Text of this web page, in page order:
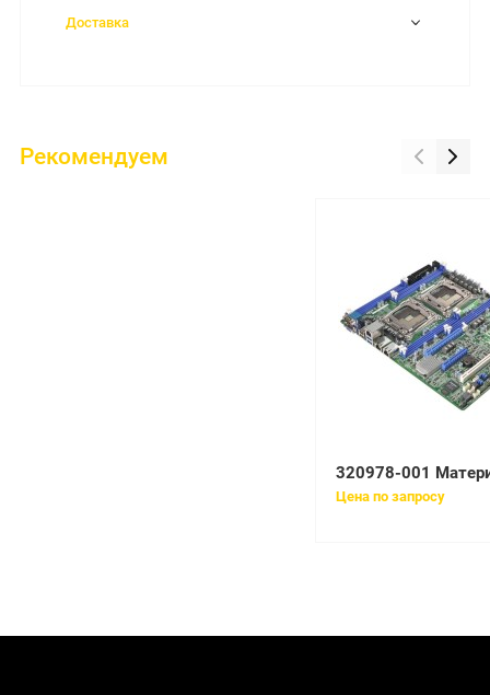
Доставка
Рекомендуем
Цена по запросу